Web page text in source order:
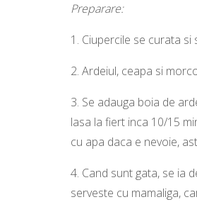
Preparare:
1. Ciupercile se curata
2. Ardeiul, ceapa si
3. Se adauga boia de
lasa la fiert inca 10/15
cu apa daca e nevoie,
4. Cand sunt gata, se ia
serveste cu mamaliga,